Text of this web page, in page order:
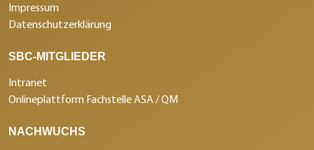
Impressum
Datenschutzerklärung
SBC-MITGLIEDER
Intranet
Onlineplattform Fachstelle ASA / QM
NACHWUCHS